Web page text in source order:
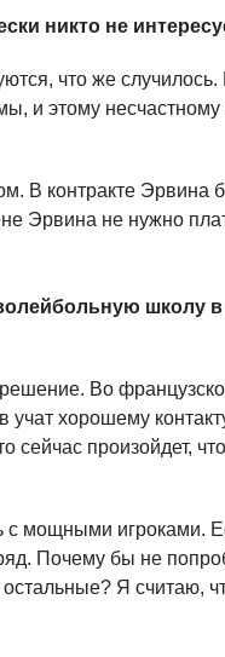
никто не
что же
и этому
В контракте Эрвина
Эрвина не нужно
школу в
Во
хорошему
произойдет,
мощными игроками.
Почему бы не
Я считаю,